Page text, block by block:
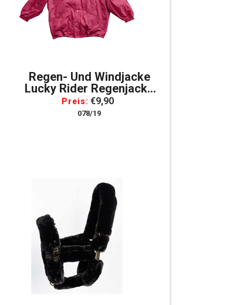
Regen- Und Windjacke
Lucky Rider Regenjacke
Preis: €9,90
078/19